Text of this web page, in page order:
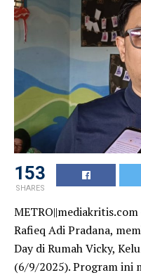
153
SHARES
Rafieq Adi Pradana,
Day di Rumah Vicky,
(6/9/2025). Program ini